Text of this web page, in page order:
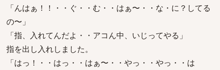
「んはぁ！！・・ぐ・・む・・はぁ〜・・な・に？してる
の〜」
「指、入れてんだよ・・アコん中、いじってやる」
指を出し入れしました。
「はっ！・・はっ・・はぁ〜・・やっ・・やっ・・は